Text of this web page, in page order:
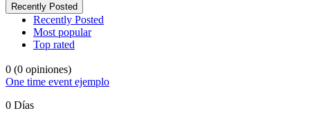
Recently Posted
Recently Posted
Most popular
Top rated
0 (0 opiniones)
One time event ejemplo
0 Días